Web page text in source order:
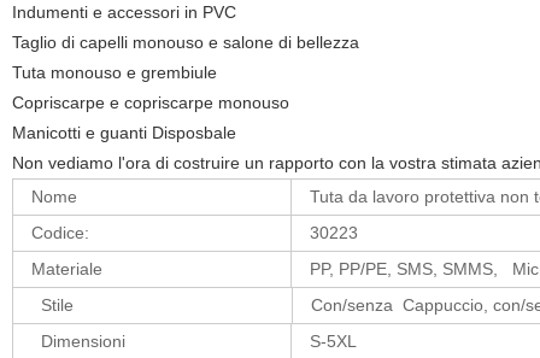
Indumenti e accessori in PVC
Taglio di capelli monouso e salone di bellezza
Tuta monouso e grembiule
Copriscarpe e copriscarpe monouso
Manicotti e guanti Disposbale
Non vediamo l'ora di costruire un rapporto con la vostra stimata
Nome
Tuta da lavoro protettiva
Codice:
30223
Materiale
PP, PP/PE, SMS, SMMS,
Stile
Con/senza Cappuccio,
Dimensioni
S-5XL